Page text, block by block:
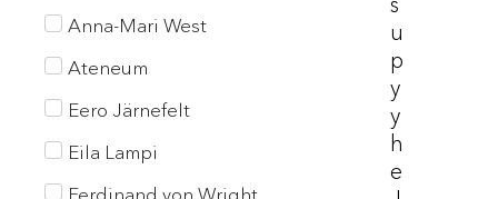
Anna-Mari West
Ateneum
Eero Järnefelt
Eila Lampi
U
P
Y
Y
H
E